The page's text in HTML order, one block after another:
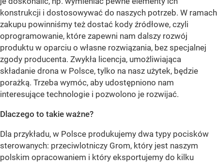
konstrukcji i dostosowywać do naszych potrzeb. W ramach
zakupu powinniśmy też dostać kody źródłowe, czyli
oprogramowanie, które zapewni nam dalszy rozwój
produktu w oparciu o własne rozwiązania, bez specjalnej
zgody producenta. Zwykła licencja, umożliwiająca
składanie drona w Polsce, tylko na nasz użytek, będzie
porażką. Trzeba wymóc, aby udostępniono nam
interesujące technologie i pozwolono je rozwijać.
Dlaczego to takie ważne?
Dla przykładu, w Polsce produkujemy dwa typy pocisków
sterowanych: przeciwlotniczy Grom, który jest naszym
polskim opracowaniem i który eksportujemy do kilku